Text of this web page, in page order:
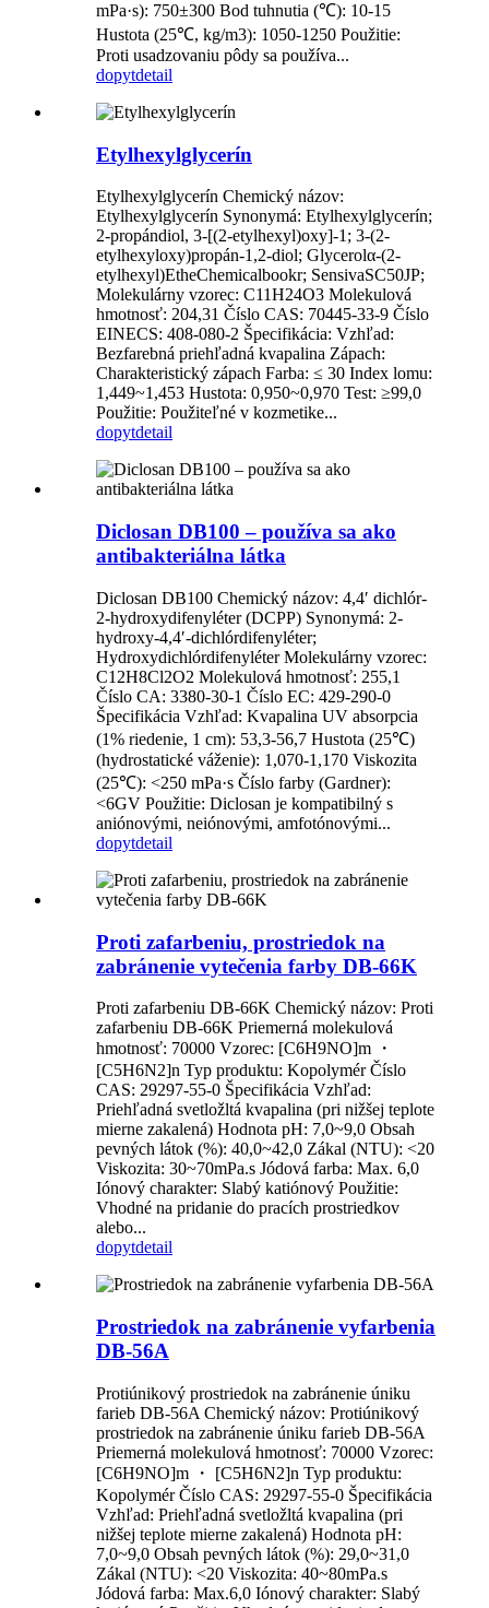
mPa·s): 750±300 Bod tuhnutia (℃): 10-15
Hustota (25℃, kg/m3): 1050-1250 Použitie:
Proti usadzovaniu pôdy sa používa...
dopytdetail
Etylhexylglycerín
Etylhexylglycerín Chemický názov:
Etylhexylglycerín Synonymá: Etylhexylglycerín;
2-propándiol, 3-[(2-etylhexyl)oxy]-1; 3-(2-
etylhexyloxy)propán-1,2-diol; Glycerolα-(2-
etylhexyl)EtheChemicalbookr; SensivaSC50JP;
Molekulárny vzorec: C11H24O3 Molekulová
hmotnosť: 204,31 Číslo CAS: 70445-33-9 Číslo
EINECS: 408-080-2 Špecifikácia: Vzhľad:
Bezfarebná priehľadná kvapalina Zápach:
Charakteristický zápach Farba: ≤ 30 Index lomu:
1,449~1,453 Hustota: 0,950~0,970 Test: ≥99,0
Použitie: Použiteľné v kozmetike...
dopytdetail
Diclosan DB100 – používa sa ako
antibakteriálna látka
Diclosan DB100 Chemický názov: 4,4ʹ dichlór-
2‐hydroxydifenyléter (DCPP) Synonymá: 2-
hydroxy-4,4′-dichlórdifenyléter;
Hydroxydichlórdifenyléter Molekulárny vzorec:
C12H8Cl2O2 Molekulová hmotnosť: 255,1
Číslo CA: 3380-30-1 Číslo EC: 429-290-0
Špecifikácia Vzhľad: Kvapalina UV absorpcia
(1% riedenie, 1 cm): 53,3-56,7 Hustota (25℃)
(hydrostatické váženie): 1,070-1,170 Viskozita
(25℃): <250 mPa·s Číslo farby (Gardner):
<6GV Použitie: Diclosan je kompatibilný s
aniónovými, neiónovými, amfotónovými...
dopytdetail
Proti zafarbeniu, prostriedok na
zabránenie vytečenia farby DB-66K
Proti zafarbeniu DB-66K Chemický názov: Proti
zafarbeniu DB-66K Priemerná molekulová
hmotnosť: 70000 Vzorec: [C6H9NO]m ・
[C5H6N2]n Typ produktu: Kopolymér Číslo
CAS: 29297-55-0 Špecifikácia Vzhľad:
Priehľadná svetložltá kvapalina (pri nižšej teplote
mierne zakalená) Hodnota pH: 7,0~9,0 Obsah
pevných látok (%): 40,0~42,0 Zákal (NTU): <20
Viskozita: 30~70mPa.s Jódová farba: Max. 6,0
Iónový charakter: Slabý katiónový Použitie:
Vhodné na pridanie do pracích prostriedkov
alebo...
dopytdetail
Prostriedok na zabránenie vyfarbenia
DB-56A
Protiúnikový prostriedok na zabránenie úniku
farieb DB-56A Chemický názov: Protiúnikový
prostriedok na zabránenie úniku farieb DB-56A
Priemerná molekulová hmotnosť: 70000 Vzorec:
[C6H9NO]m ・ [C5H6N2]n Typ produktu:
Kopolymér Číslo CAS: 29297-55-0 Špecifikácia
Vzhľad: Priehľadná svetložltá kvapalina (pri
nižšej teplote mierne zakalená) Hodnota pH:
7,0~9,0 Obsah pevných látok (%): 29,0~31,0
Zákal (NTU): <20 Viskozita: 40~80mPa.s
Jódová farba: Max.6,0 Iónový charakter: Slabý